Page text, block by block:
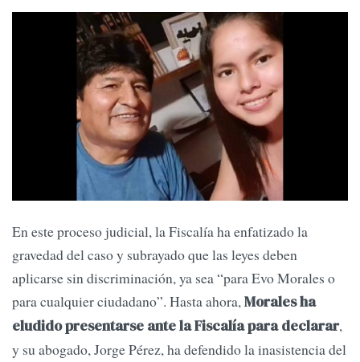
En este proceso judicial, la Fiscalía ha enfatizado la
gravedad del caso y subrayado que las leyes deben
aplicarse sin discriminación, ya sea “para Evo Morales o
para cualquier ciudadano”. Hasta ahora,Morales ha
eludido presentarse ante la Fiscalía para declarar,
y su abogado, Jorge Pérez, ha defendido la inasistencia del